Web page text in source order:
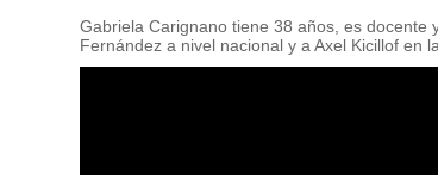
Gabriela Carignano tiene 38 años, es docente
Fernández a nivel nacional y a Axel Kicillof en